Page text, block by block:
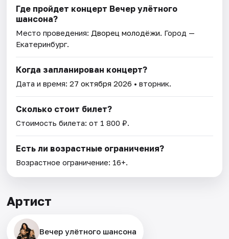
Где пройдет концерт Вечер улëтного
шансона?
Место проведения: Дворец молодёжи. Город —
Екатеринбург.
Когда запланирован концерт?
Дата и время:27 октября 2026 • вторник.
Сколько стоит билет?
Стоимость билета: от 1 800 ₽.
Есть ли возрастные ограничения?
Возрастное ограничение: 16+.
Артист
Вечер улëтного шансона